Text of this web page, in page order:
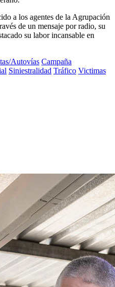
a los agentes de la Agrupación
de un mensaje por radio, su
su labor incansable en
Autovías Campaña
Siniestralidad Tráfico Victimas